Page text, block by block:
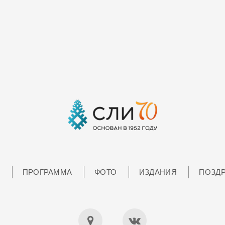
ПРОГРАММА ФОТО ИЗДАНИЯ